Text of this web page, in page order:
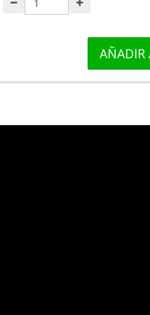
AÑADIR